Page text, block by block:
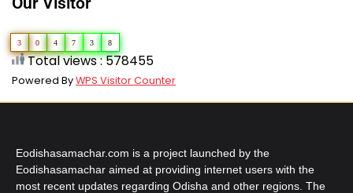
3 0 4 7 3 8
Total views : 578455
Powered ByWPS Visitor Counter
Eodishasamachar.com is a project launched by the
Eodishasamachar aimed at providing internet users with the
most recent updates regarding Odisha and other regions. The